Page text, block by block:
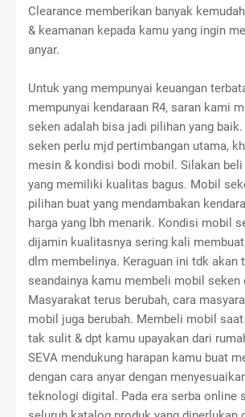
Clearance memberikan banyak
& keamanan kepada kamu yang ingin
anyar.
Untuk yang mempunyai keuangan
mempunyai kendaraan R4, saran kami
seken adalah bisa jadi pilihan yang baik.
seken perlu mjd pertimbangan utama,
mesin & kondisi bodi mobil. Silakan
yang memiliki kualitas bagus. Mobil
pilihan buat yang mendambakan
harga yang lbh menarik. Kondisi mobil
dijamin kualitasnya sering kali
dlm membelinya. Keraguan ini tdk akan
seandainya kamu membeli mobil seken
Masyarakat terus berubah, cara
mobil juga berubah. Membeli mobil
tak sulit & dpt kamu upayakan dari
SEVA mendukung harapan kamu buat
dengan cara anyar dengan
teknologi digital. Pada era serba online